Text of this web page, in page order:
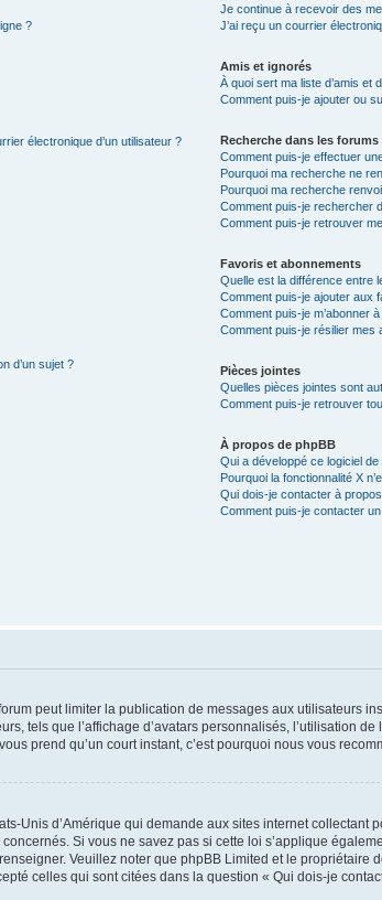
?
électronique d’un utilisateur ?
d’un sujet ?
Je continue à recevoir des
J’ai reçu un courrier
Amis et ignorés
À quoi sert ma liste d’amis et
Comment puis-je ajouter ou
Recherche dans les forums
Comment puis-je effectuer
Pourquoi ma recherche ne
Pourquoi ma recherche
Comment puis-je rechercher
Comment puis-je retrouver
Favoris et abonnements
Quelle est la différence entre
Comment puis-je ajouter aux
Comment puis-je m’abonner
Comment puis-je résilier mes
Pièces jointes
Quelles pièces jointes sont
Comment puis-je retrouver
À propos de phpBB
Qui a développé ce logiciel
Pourquoi la fonctionnalité X
Qui dois-je contacter à
Comment puis-je contacter
peut limiter la publication de messages aux utilisateurs
tels que l’affichage d’avatars personnalisés, l’utilisation
prend qu’un court instant, c’est pourquoi nous vous
Unis d’Amérique qui demande aux sites internet
Si vous ne savez pas si cette loi s’applique
Veuillez noter que phpBB Limited et le propriétaire
celles qui sont citées dans la question « Qui dois-je